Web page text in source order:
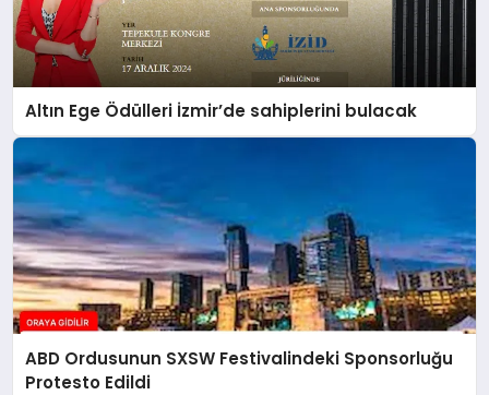
Altın Ege Ödülleri İzmir’de sahiplerini bulacak
ABD Ordusunun SXSW Festivalindeki Sponsorluğu
Protesto Edildi